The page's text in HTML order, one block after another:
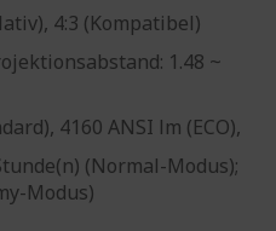
4:3 (Kompatibel)
1.48 ~
4160 ANSI lm (ECO),
(Normal-Modus);
Modus)